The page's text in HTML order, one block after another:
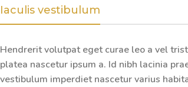
Iaculis vestibulum
Hendrerit volutpat eget curae leo a vel
platea nascetur ipsum a. Id nibh lacinia
vestibulum imperdiet nascetur varius